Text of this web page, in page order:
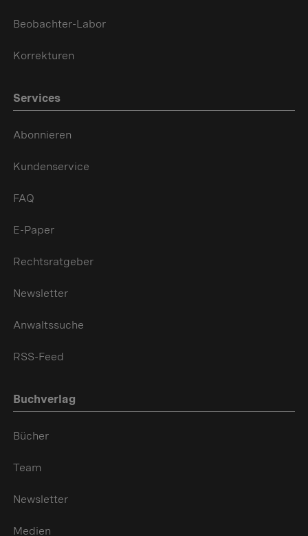
Beobachter-Labor
Korrekturen
Services
Abonnieren
Kundenservice
FAQ
E-Paper
Rechtsratgeber
Newsletter
Anwaltssuche
RSS-Feed
Buchverlag
Bücher
Team
Newsletter
Medien